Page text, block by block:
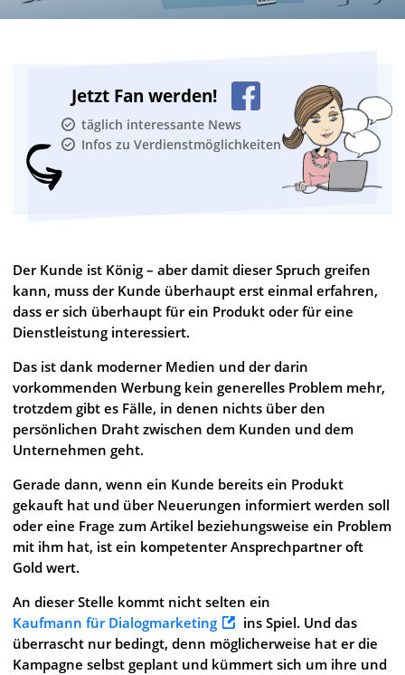
Jetzt Fan werden!
täglich interessante News
Infos zu Verdienstmöglichkeiten
Der Kunde ist König – aber damit dieser Spruch greifen
kann, muss der Kunde überhaupt erst einmal erfahren,
dass er sich überhaupt für ein Produkt oder für eine
Dienstleistung interessiert.
Das ist dank moderner Medien und der darin
vorkommenden Werbung kein generelles Problem mehr,
trotzdem gibt es Fälle, in denen nichts über den
persönlichen Draht zwischen dem Kunden und dem
Unternehmen geht.
Gerade dann, wenn ein Kunde bereits ein Produkt
gekauft hat und über Neuerungen informiert werden soll
oder eine Frage zum Artikel beziehungsweise ein Problem
mit ihm hat, ist ein kompetenter Ansprechpartner oft
Gold wert.
An dieser Stelle kommt nicht selten ein
Kaufmann für Dialogmarketing
ins Spiel. Und das
überrascht nur bedingt, denn möglicherweise hat er die
Kampagne selbst geplant und kümmert sich um ihre und